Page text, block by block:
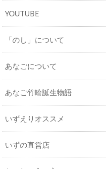
YOUTUBE
「のし」について
あなごについて
あなご竹輪誕生物語
いずえりオススメ
いずの直営店